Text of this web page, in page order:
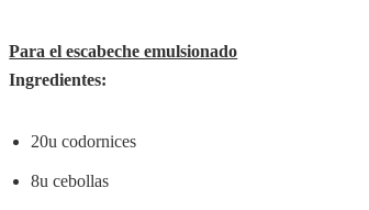
Para el escabeche emulsionado
Ingredientes:
20u codornices
8u cebollas